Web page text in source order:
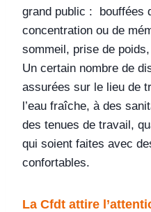
grand public : bouffées
concentration ou de
sommeil, prise de
Un certain nombre de
assurées sur le lieu de
l’eau fraîche, à des
des tenues de travail,
qui soient faites avec
confortables.
La Cfdt attire